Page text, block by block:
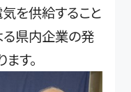
を供給すること
る県内企業の発
す。